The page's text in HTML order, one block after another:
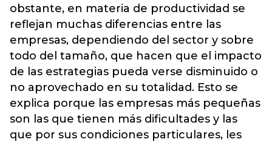
obstante, en materia de productividad se
reflejan muchas diferencias entre las
empresas, dependiendo del sector y sobre
todo del tamaño, que hacen que el impacto
de las estrategias pueda verse disminuido o
no aprovechado en su totalidad. Esto se
explica porque las empresas más pequeñas
son las que tienen más dificultades y las
que por sus condiciones particulares, les